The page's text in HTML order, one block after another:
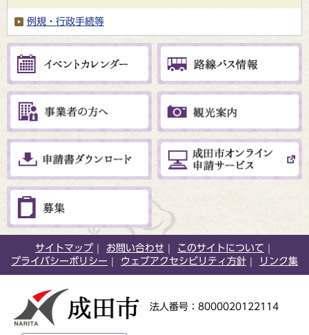
例規・行政手続等
サイトマップ お問い合わせ
このサイトについて
プライバシーポリシー
ウェブアクセシビリティ方針 リンク集
法人番号：8000020122114